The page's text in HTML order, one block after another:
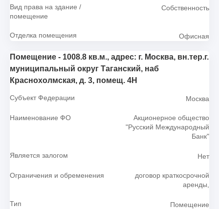
Вид права на здание /
помещение
Собственность
Отделка помещения Офисная
Помещение - 1008.8 кв.м., адрес: г. Москва, вн.тер.г.
муниципальный округ Таганский, наб
Краснохолмская, д. 3, помещ. 4Н
Субъект Федерации Москва
Наименование ФО
Акционерное общество
"Русский Международный
Банк"
Является залогом Нет
Ограничения и обременения
договор краткосрочной
аренды,
Тип Помещение